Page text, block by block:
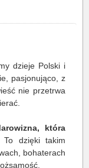
dzieje Polski i
pasjonująco, z
nie przetrwa
która
. To dzięki takim
bohaterach